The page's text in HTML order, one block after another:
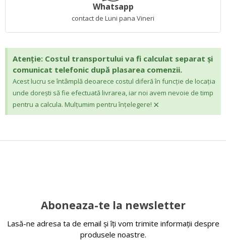
Whatsapp
contact de Luni pana Vineri
Atenție: Costul transportului va fi calculat separat și
comunicat telefonic după plasarea comenzii.
Acest lucru se întâmplă deoarece costul diferă în funcție de locația
unde dorești să fie efectuată livrarea, iar noi avem nevoie de timp
pentru a calcula. Mulțumim pentru înțelegere! ×
Aboneaza-te la newsletter
Lasă-ne adresa ta de email și îți vom trimite informații despre
produsele noastre.